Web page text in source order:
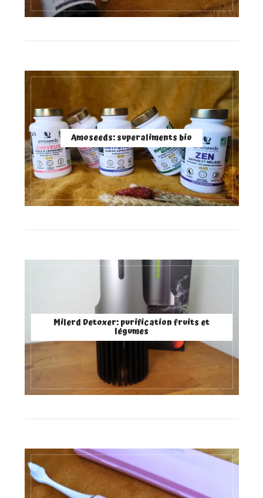
Amoseeds: superaliments bio
Milerd Detoxer: purification fruits et
légumes